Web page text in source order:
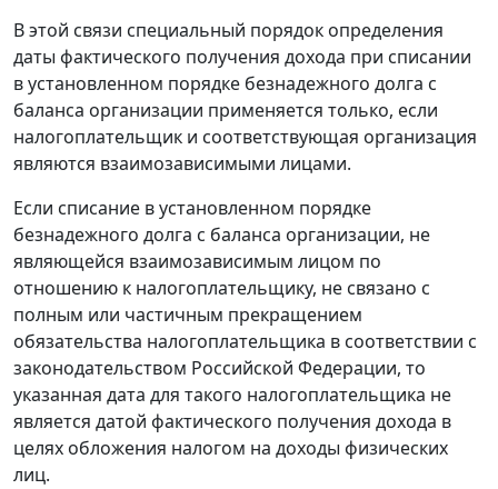
В этой связи специальный порядок определения
даты фактического получения дохода при списании
в установленном порядке безнадежного долга с
баланса организации применяется только, если
налогоплательщик и соответствующая организация
являются взаимозависимыми лицами.
Если списание в установленном порядке
безнадежного долга с баланса организации, не
являющейся взаимозависимым лицом по
отношению к налогоплательщику, не связано с
полным или частичным прекращением
обязательства налогоплательщика в соответствии с
законодательством Российской Федерации, то
указанная дата для такого налогоплательщика не
является датой фактического получения дохода в
целях обложения налогом на доходы физических
лиц.